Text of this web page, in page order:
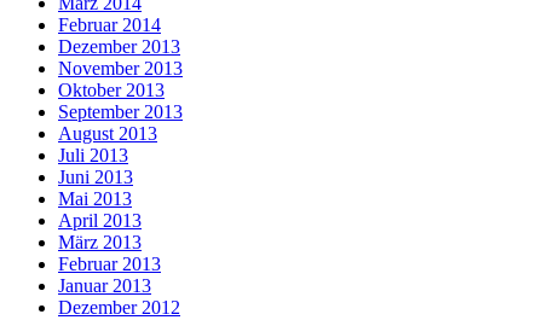
Februar 2014
Dezember 2013
November 2013
Oktober 2013
September 2013
August 2013
Juli 2013
Juni 2013
Mai 2013
April 2013
März 2013
Februar 2013
Januar 2013
Dezember 2012